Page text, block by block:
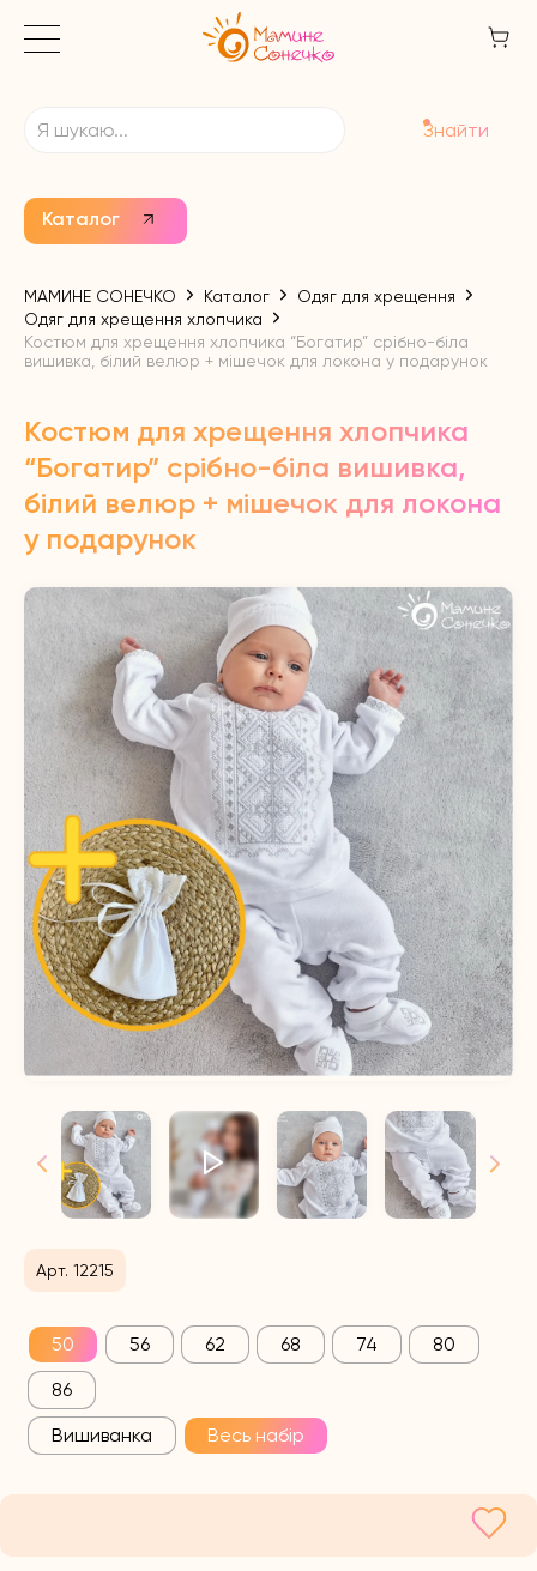
Каталог
Знайти
МАМИНЕ СОНЕЧКО Каталог
Одяг для хрещення
Одяг для хрещення хлопчика
Костюм для хрещення хлопчика “Богатир” срібно-біла
вишивка, білий велюр + мішечок для локона у подарунок
Костюм для хрещення хлопчика
“Богатир” срібно-біла вишивка,
білий велюр + мішечок для локона
у подарунок
Арт. 12215
50 56 62 68 74
80
86
Вишиванка
Весь набір